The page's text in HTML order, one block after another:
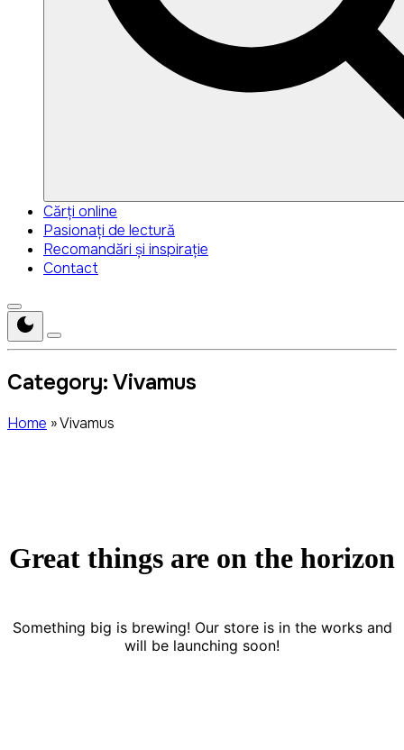
Search
Search
for:
Cărți online
Pasionați de lectură
Recomandări și inspirație
Contact
Category: Vivamus
Home »Vivamus
Great things are on the horizon
Something big is brewing! Our store is in the works and
will be launching soon!